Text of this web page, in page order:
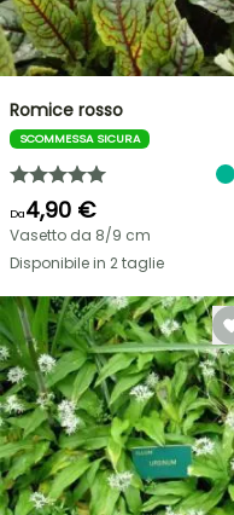
Romice rosso
SCOMMESSA SICURA
Da4,90 €
Vasetto da 8/9 cm
Disponibile in 2 taglie